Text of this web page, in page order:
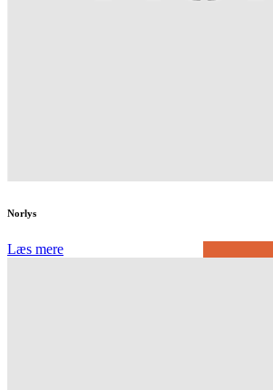
Norlys
Læs mere